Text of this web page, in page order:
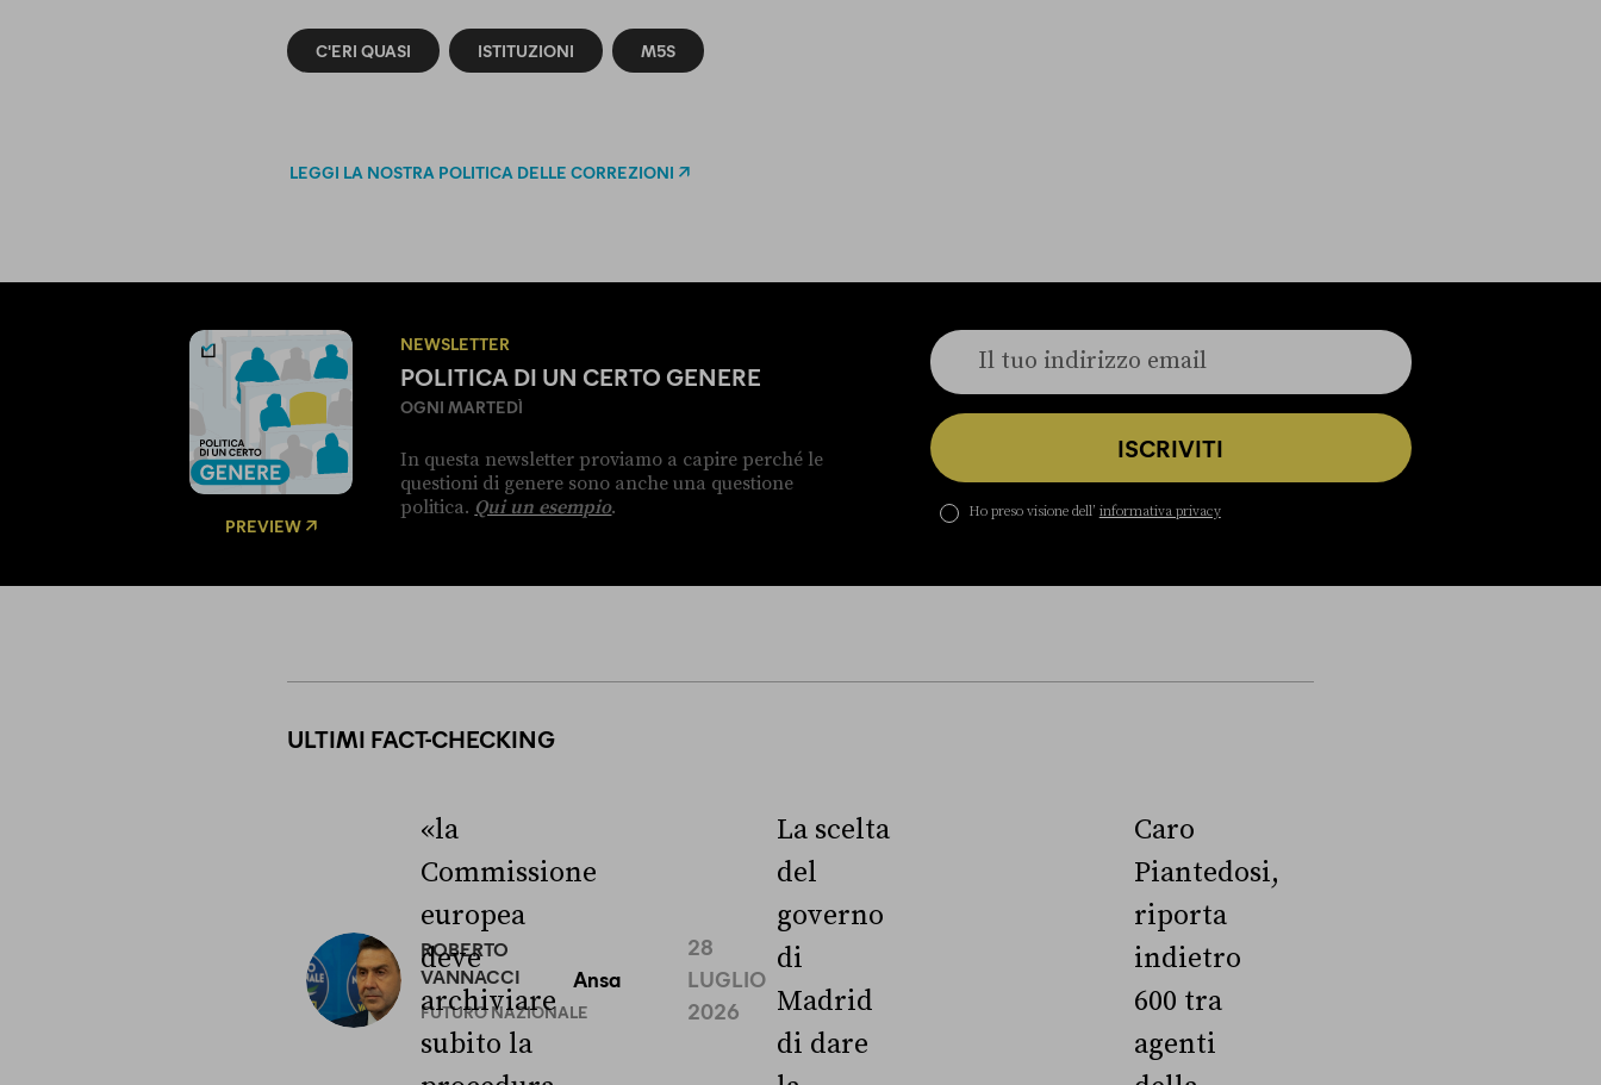
C'ERI QUASI ISTITUZIONI M5S
LEGGI LA NOSTRA POLITICA DELLE CORREZIONI
PREVIEW
NEWSLETTER
POLITICA DI UN CERTO GENERE
OGNI MARTEDÌ
In questa newsletter proviamo a capire perché le
questioni di genere sono anche una questione
politica. Qui un esempio.
ISCRIVITI
Ho preso visione dell’ informativa privacy
ULTIMI FACT-CHECKING
ROBERTO
VANNACCI
FUTURO NAZIONALE
«la
Commissione
europea
deve
archiviare
subito la
Ansa
28
LUGLIO
2026
La scelta
del
governo
di
Madrid
di dare
Caro
Piantedosi,
riporta
indietro
600 tra
agenti